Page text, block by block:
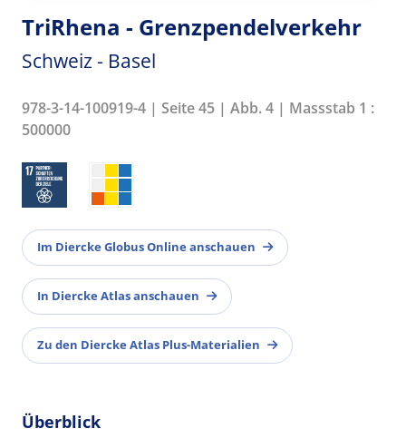
TriRhena - Grenzpendelverkehr
Schweiz - Basel
978-3-14-100919-4 | Seite 45 | Abb. 4 | Massstab 1 :
500000
Im Diercke Globus Online anschauen
In Diercke Atlas anschauen
Zu den Diercke Atlas Plus-Materialien
Überblick